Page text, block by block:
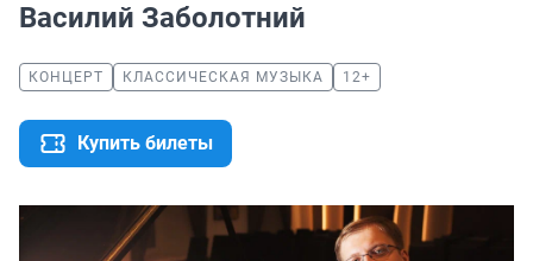
Василий Заболотний
КОНЦЕРТ КЛАССИЧЕСКАЯ МУЗЫКА 12+
Купить билеты